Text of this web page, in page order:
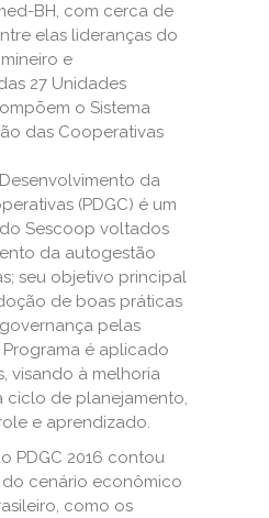
BH, com cerca de
elas lideranças do
e
27 Unidades
o Sistema
das Cooperativas
da
(PDGC) é um
Sescoop voltados
da autogestão
seu objetivo principal
de boas práticas
pelas
é aplicado
visando à melhoria
ciclo de planejamento,
e aprendizado.
PDGC 2016 contou
cenário econômico
como os